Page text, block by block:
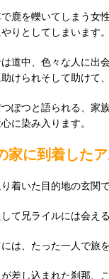
で鹿を轢いてしまう
りとしてしまいます。
道中、色々な人に出
けられそして助けて
ぽつと語られる、家
に染み入ります。
家に到着した
着いた目的地の玄関
て兄ライルには会え
は、たった一人で旅
差し込まれた刹那、